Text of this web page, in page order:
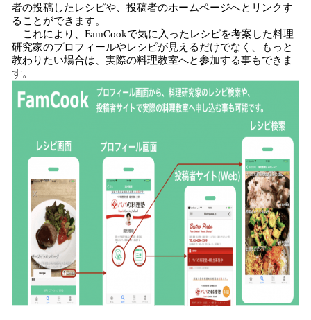
者の投稿したレシピや、投稿者のホームページへとリンクす
ることができます。
これにより、FamCookで気に入ったレシピを考案した料理
研究家のプロフィールやレシピが見えるだけでなく、もっと
教わりたい場合は、実際の料理教室へと参加する事もできま
す。